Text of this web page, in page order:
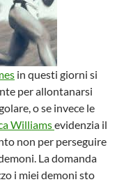
in questi giorni si
per allontanarsi
o se invece le
Williamsevidenzia il
non per perseguire
La domanda
i miei demoni sto